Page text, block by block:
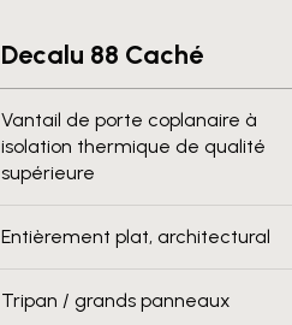
Decalu 88 Caché
Vantail de porte coplanaire à
isolation thermique de qualité
supérieure
Entièrement plat, architectural
Tripan / grands panneaux